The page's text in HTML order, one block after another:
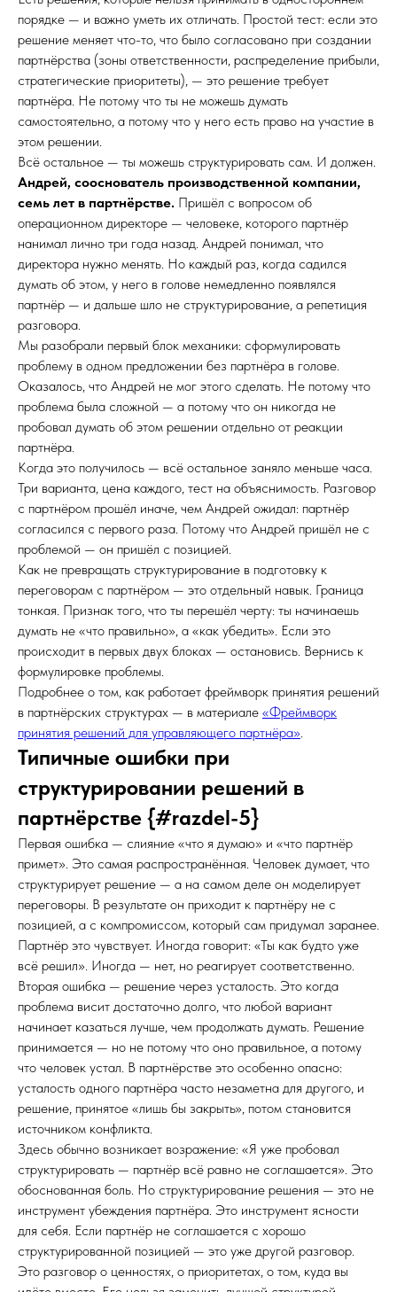
порядке — и важно уметь их отличать. Простой тест: если это
решение меняет что-то, что было согласовано при создании
партнёрства (зоны ответственности, распределение прибыли,
стратегические приоритеты), — это решение требует
партнёра. Не потому что ты не можешь думать
самостоятельно, а потому что у него есть право на участие в
этом решении.
Всё остальное — ты можешь структурировать сам. И должен.
Андрей, сооснователь производственной компании,
семь лет в партнёрстве. Пришёл с вопросом об
операционном директоре — человеке, которого партнёр
нанимал лично три года назад. Андрей понимал, что
директора нужно менять. Но каждый раз, когда садился
думать об этом, у него в голове немедленно появлялся
партнёр — и дальше шло не структурирование, а репетиция
разговора.
Мы разобрали первый блок механики: сформулировать
проблему в одном предложении без партнёра в голове.
Оказалось, что Андрей не мог этого сделать. Не потому что
проблема была сложной — а потому что он никогда не
пробовал думать об этом решении отдельно от реакции
партнёра.
Когда это получилось — всё остальное заняло меньше часа.
Три варианта, цена каждого, тест на объяснимость. Разговор
с партнёром прошёл иначе, чем Андрей ожидал: партнёр
согласился с первого раза. Потому что Андрей пришёл не с
проблемой — он пришёл с позицией.
Как не превращать структурирование в подготовку к
переговорам с партнёром — это отдельный навык. Граница
тонкая. Признак того, что ты перешёл черту: ты начинаешь
думать не «что правильно», а «как убедить». Если это
происходит в первых двух блоках — остановись. Вернись к
формулировке проблемы.
Подробнее о том, как работает фреймворк принятия решений
в партнёрских структурах — в материале «Фреймворк
принятия решений для управляющего партнёра».
Типичные ошибки при
структурировании решений в
партнёрстве {#razdel-5}
Первая ошибка — слияние «что я думаю» и «что партнёр
примет». Это самая распространённая. Человек думает, что
структурирует решение — а на самом деле он моделирует
переговоры. В результате он приходит к партнёру не с
позицией, а с компромиссом, который сам придумал заранее.
Партнёр это чувствует. Иногда говорит: «Ты как будто уже
всё решил». Иногда — нет, но реагирует соответственно.
Вторая ошибка — решение через усталость. Это когда
проблема висит достаточно долго, что любой вариант
начинает казаться лучше, чем продолжать думать. Решение
принимается — но не потому что оно правильное, а потому
что человек устал. В партнёрстве это особенно опасно:
усталость одного партнёра часто незаметна для другого, и
решение, принятое «лишь бы закрыть», потом становится
источником конфликта.
Здесь обычно возникает возражение: «Я уже пробовал
структурировать — партнёр всё равно не соглашается». Это
обоснованная боль. Но структурирование решения — это не
инструмент убеждения партнёра. Это инструмент ясности
для себя. Если партнёр не соглашается с хорошо
структурированной позицией — это уже другой разговор.
Это разговор о ценностях, о приоритетах, о том, куда вы